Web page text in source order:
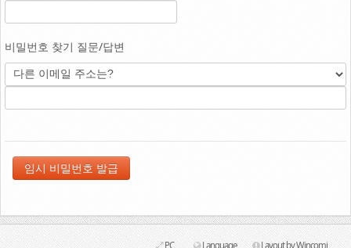
비밀번호 찾기 질문/답변
PC Language Layout by Wincomi